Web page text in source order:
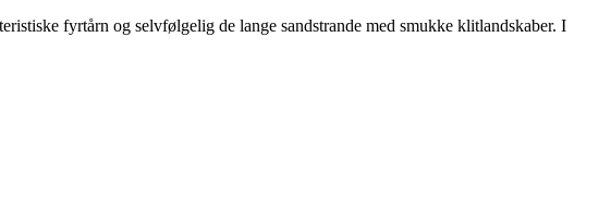
fyrtårn og selvfølgelig de lange sandstrande med smukke klitlandskaber. I